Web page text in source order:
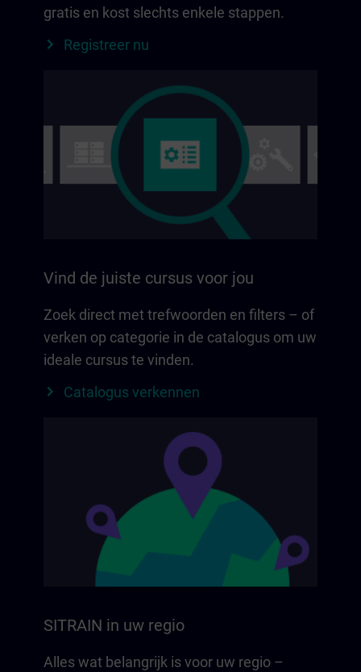
gratis en kost slechts enkele stappen.
Registreer nu
Vind de juiste cursus voor jou
Zoek direct met trefwoorden en filters – of
verken op categorie in de catalogus om uw
ideale cursus te vinden.
Catalogus verkennen
SITRAIN in uw regio
Alles wat belangrijk is voor uw regio –